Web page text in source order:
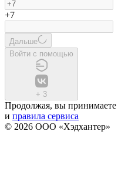
+7
Дальше
Войти с помощью
+ 3
Продолжая, вы принимаете
и правила сервиса
© 2026 ООО «Хэдхантер»